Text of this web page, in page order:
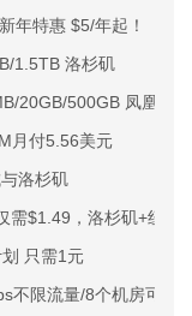
年特惠 $5/年起！
1.5TB 洛杉矶
20GB/500GB 凤凰城
月付5.56美元
洛杉矶
$1.49，洛杉矶+纽约
只需1元
限流量/8个机房可选